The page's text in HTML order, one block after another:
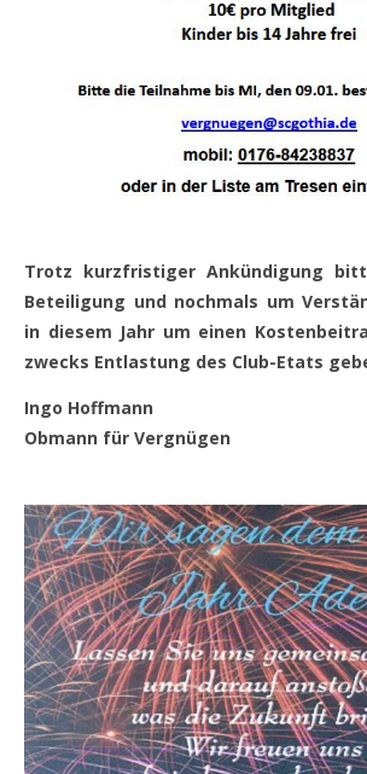
Trotz kurzfristiger Ankündigung
Beteiligung und nochmals um
in diesem Jahr um einen
zwecks Entlastung des Club-Etats
Ingo Hoffmann
Obmann für Vergnügen